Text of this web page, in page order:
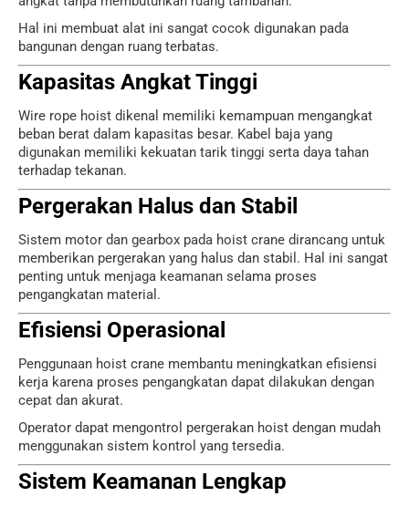
Hal ini membuat alat ini sangat cocok digunakan pada
bangunan dengan ruang terbatas.
Kapasitas Angkat Tinggi
Wire rope hoist dikenal memiliki kemampuan mengangkat
beban berat dalam kapasitas besar. Kabel baja yang
digunakan memiliki kekuatan tarik tinggi serta daya tahan
terhadap tekanan.
Pergerakan Halus dan Stabil
Sistem motor dan gearbox pada hoist crane dirancang untuk
memberikan pergerakan yang halus dan stabil. Hal ini sangat
penting untuk menjaga keamanan selama proses
pengangkatan material.
Efisiensi Operasional
Penggunaan hoist crane membantu meningkatkan efisiensi
kerja karena proses pengangkatan dapat dilakukan dengan
cepat dan akurat.
Operator dapat mengontrol pergerakan hoist dengan mudah
menggunakan sistem kontrol yang tersedia.
Sistem Keamanan Lengkap